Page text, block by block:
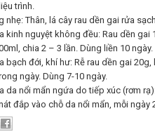
trình.
nhẹ: Thân, lá cây rau dền gai rửa
kinh nguyệt không đều: Rau dền
chia 2 – 3 lần. Dùng liền 10 ngày.
bạch đới, khí hư: Rễ rau dền gai
ngày. Dùng 7-10 ngày.
da nổi mẩn ngứa do tiếp xúc (rơm
đắp vào chỗ da nổi mẩn, mỗi ngày